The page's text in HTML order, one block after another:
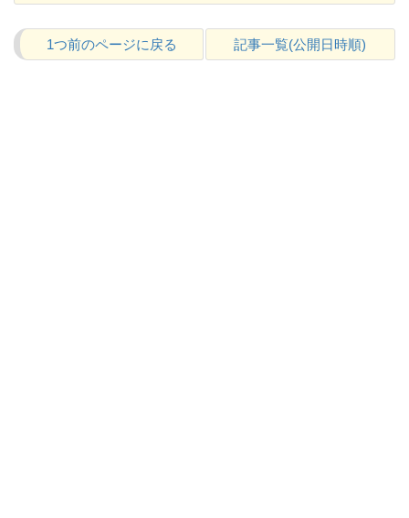
1つ前のページに戻る 記事一覧(公開日時順)